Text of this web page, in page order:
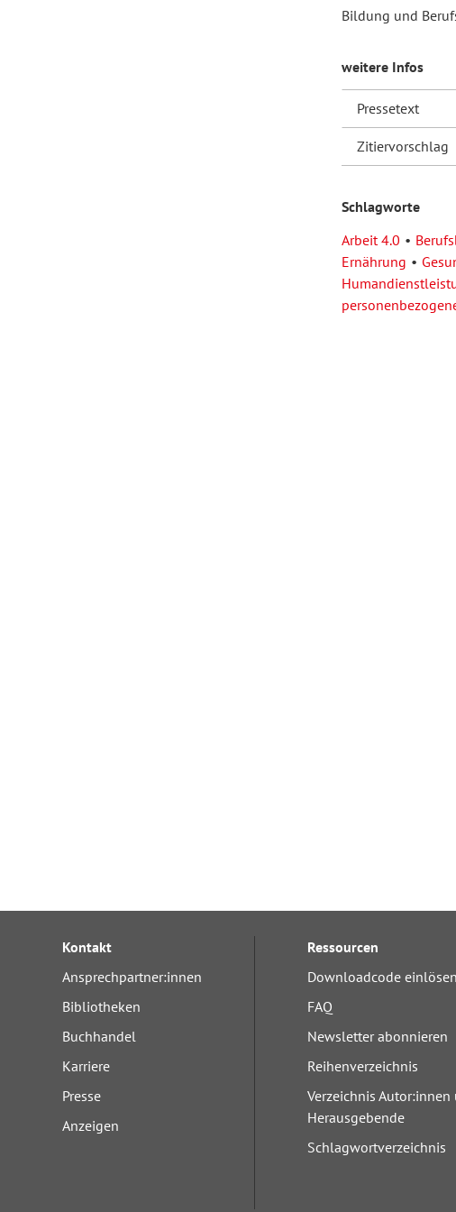
Bildung und
weitere Infos
Pressetext
Zitiervorschlag
Schlagworte
Arbeit 4.0
Ernährung
Kontakt
Ansprechpartner:innen
Bibliotheken
Buchhandel
Karriere
Presse
Anzeigen
Ressourcen
Downloadcode einlösen
FAQ
Newsletter abonnieren
Reihenverzeichnis
Verzeichnis Autor:innen
Herausgebende
Schlagwortverzeichnis